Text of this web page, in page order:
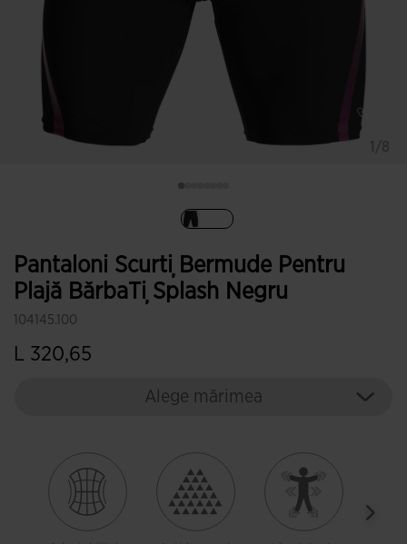
Pantaloni Scurți Bermude Pentru
Plajă BărbaȚi Splash Negru
104145.100
L 320,65
Alege mărimea